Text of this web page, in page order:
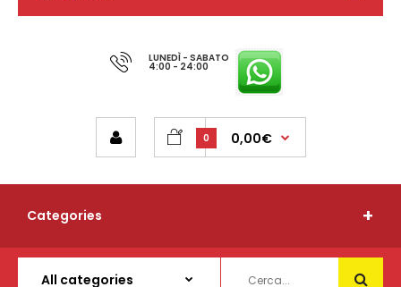
LUNEDÌ - SABATO
4:00 - 24:00
0 0,00€
Categories